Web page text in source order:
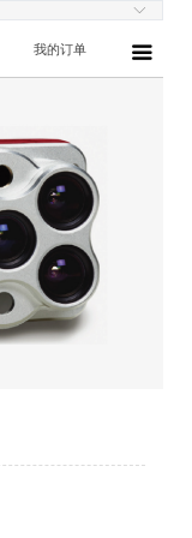
我的订单 끀
ꀅ